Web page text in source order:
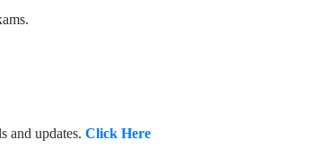
and updates. Click Here